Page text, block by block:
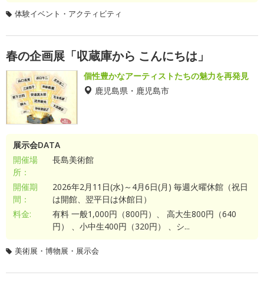
体験イベント・アクティビティ
春の企画展「収蔵庫から こんにちは」
個性豊かなアーティストたちの魅力を再発見
鹿児島県・鹿児島市
展示会DATA
開催場
所：
長島美術館
開催期
間：
2026年2月11日(水)～4月6日(月) 毎週火曜休館（祝日
は開館、翌平日は休館日）
料金:
有料 一般1,000円（800円）、 高大生800円（640
円） 、小中生400円（320円） 、シ...
美術展・博物展・展示会